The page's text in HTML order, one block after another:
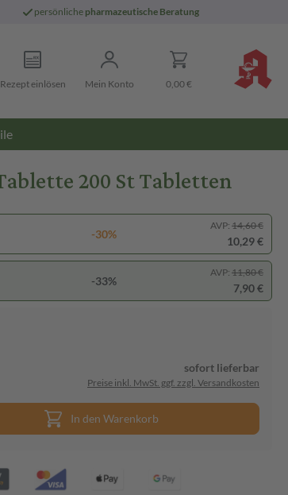
persönliche pharmazeutische Beratung
Rezept einlösen Mein Konto 0,00 €
200 St Tabletten
-30%
AVP: 14,60 €
10,29 €
-33%
AVP: 11,80 €
7,90 €
sofort lieferbar
Preise inkl. MwSt. ggf. zzgl. Versandkosten
In den Warenkorb